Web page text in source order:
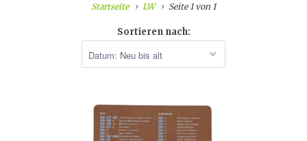
Startseite LW Seite 1 von 1
Sortieren nach: